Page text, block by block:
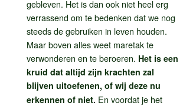
gebleven. Het is dan ook niet heel erg
verrassend om te bedenken dat we nog
steeds de gebruiken in leven houden.
Maar boven alles weet maretak te
verwonderen en te beroeren. Het is een
kruid dat altijd zijn krachten zal
blijven uitoefenen, of wij deze nu
erkennen of niet. En voordat je het